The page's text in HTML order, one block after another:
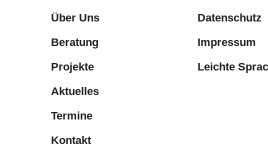
Über Uns
Beratung
Projekte
Aktuelles
Termine
Kontakt
Datenschutz
Impressum
Leichte